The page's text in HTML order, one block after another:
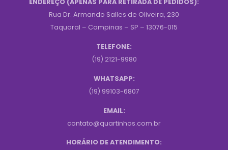
ENDEREÇO (APENAS PARA RETIRADA DE PEDIDOS):
Rua Dr. Armando Salles de Oliveira, 230
Taquaral – Campinas – SP – 13076-015
TELEFONE:
(19) 2121-9980
WHATSAPP:
(19) 99103-6807
EMAIL:
contato@quartinhos.com.br
HORÁRIO DE ATENDIMENTO: